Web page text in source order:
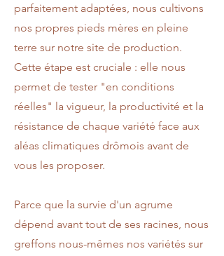
parfaitement adaptées, nous cultivons
nos propres pieds mères en pleine
terre sur notre site de production.
Cette étape est cruciale : elle nous
permet de tester "en conditions
réelles" la vigueur, la productivité et la
résistance de chaque variété face aux
aléas climatiques drômois avant de
vous les proposer.
Parce que la survie d'un agrume
dépend avant tout de ses racines, nous
greffons nous-mêmes nos variétés sur